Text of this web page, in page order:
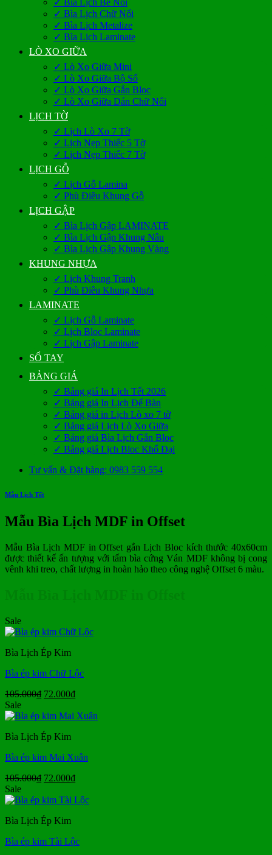
✓ Bìa Lịch Bế Nổi
✓ Bìa Lịch Chữ Nổi
✓ Bìa Lịch Metalize
✓ Bìa Lịch Laminate
LÒ XO GIỮA
✓ Lò Xo Giữa Mini
✓ Lò Xo Giữa Bộ Số
✓ Lò Xo Giữa Gắn Bloc
✓ Lò Xo Giữa Dán Chữ Nổi
LỊCH TỜ
✓ Lịch Lò Xo 7 Tờ
✓ Lịch Nẹp Thiếc 5 Tờ
✓ Lịch Nẹp Thiếc 7 Tờ
LỊCH GỖ
✓ Lịch Gỗ Lamina
✓ Phù Điêu Khung Gỗ
LỊCH GẬP
✓ Bìa Lịch Gập LAMINATE
✓ Bìa Lịch Gập Khung Nâu
✓ Bìa Lịch Gập Khung Vàng
KHUNG NHỰA
✓ Lịch Khung Tranh
✓ Phù Điêu Khung Nhựa
LAMINATE
✓ Lịch Gỗ Laminate
✓ Lịch Bloc Laminate
✓ Lịch Gập Laminate
SỔ TAY
BẢNG GIÁ
✓ Bảng giá In Lịch Tết 2026
✓ Bảng giá In Lịch Để Bàn
✓ Bảng giá in Lịch Lò xo 7 tờ
✓ Bảng giá Lịch Lò Xo Giữa
✓ Bảng giá Bìa Lịch Gắn Bloc
✓ Bảng giá Lịch Bloc Khổ Đại
Tư vấn & Đặt hàng: 0983 559 554
Mẫu Lịch Tết
Mẫu Bìa Lịch MDF in Offset
Mẫu Bìa Lịch MDF in Offset gắn Lịch Bloc kích thước 40x60cm
được thiết kế ấn tượng với tấm bìa cứng Ván MDF không bị cong
vênh khi treo, chất lượng in hoàn hảo theo công nghệ Offset 6 màu.
Sale
Bìa Lịch Ép Kim
Bìa ép kim Chữ Lộc
105.000₫ Giá
là:
72.000₫Giá
tại
Sale
Bìa Lịch Ép Kim
Bìa ép kim Mai Xuân
105.000₫ Giá
là:
72.000₫Giá
tại
Sale
Bìa Lịch Ép Kim
Bìa ép kim Tài Lộc